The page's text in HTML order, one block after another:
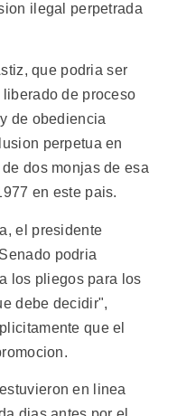
ilegal perpetrada
que podria ser
de proceso
de obediencia
perpetua en
dos monjas de esa
en este pais.
el presidente
podria
los pliegos para los
debe decidir",
que el
en linea